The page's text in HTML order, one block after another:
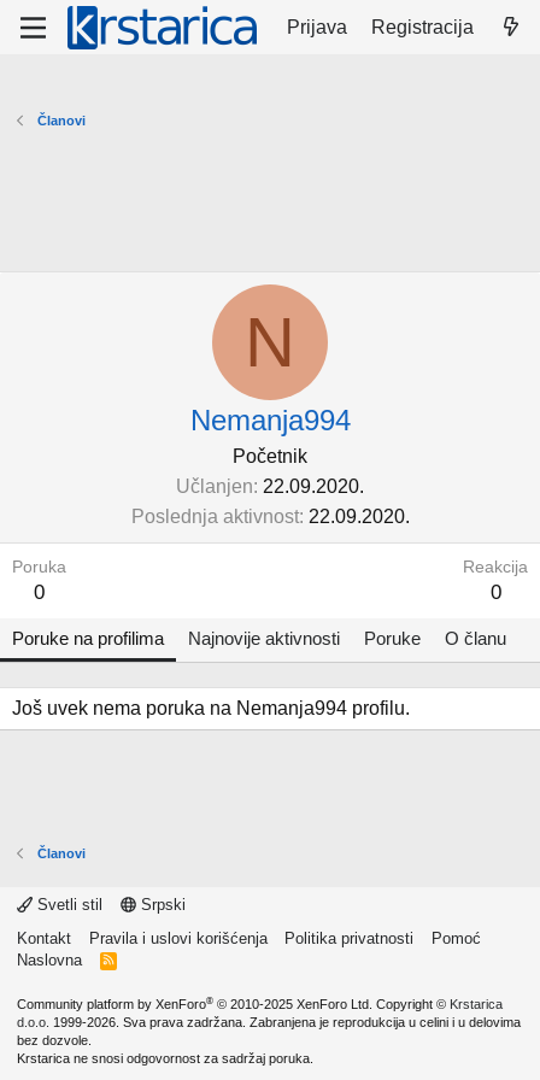
Prijava Registracija
Članovi
N
Nemanja994
Početnik
Učlanjen 22.09.2020.
Poslednja aktivnost 22.09.2020.
Poruka
0
Reakcija
0
Poruke na profilima Najnovije aktivnosti Poruke O članu
Još uvek nema poruka na Nemanja994 profilu.
Članovi
Svetli stil
Srpski
Kontakt
Pravila i uslovi korišćenja Politika privatnosti
Pomoć
Naslovna
R
Community platform by XenForo® © 2010-2025 XenForo Ltd. Copyright © Krstarica
d.o.o. 1999-2026. Sva prava zadržana. Zabranjena je reprodukcija u celini i u delovima
bez dozvole.
Krstarica ne snosi odgovornost za sadržaj poruka.